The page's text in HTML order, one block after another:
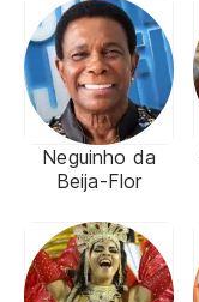
Neguinho da
Beija-Flor